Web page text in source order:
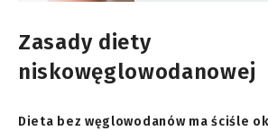
Zasady diety
niskowęglowodanowej
Dieta bez węglowodanów ma ściśle